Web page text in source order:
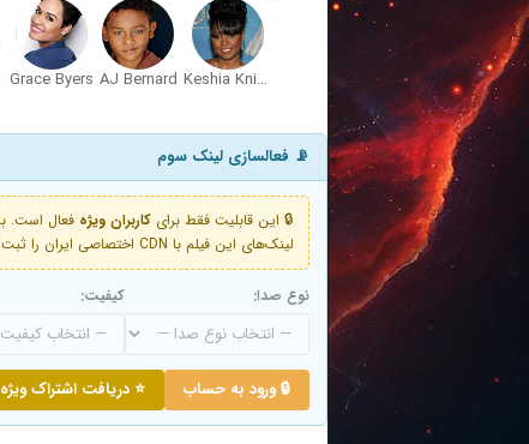
Keshia Knight Pulliam
AJ Bernard
Grace Byers
📡 فعالسازی لینک سوم
🔒 این قابلیت فقط برای کاربران ویژه
لینک‌های این فیلم با CDN اختصاصی ایران را ثبت کنید و دقایقی بعد به لینک سوم آن دسترسی خواهید داشت
نوع صدا: کیفیت:
🔒 ورود به حساب ⭐ دریافت اشتراک ویژه